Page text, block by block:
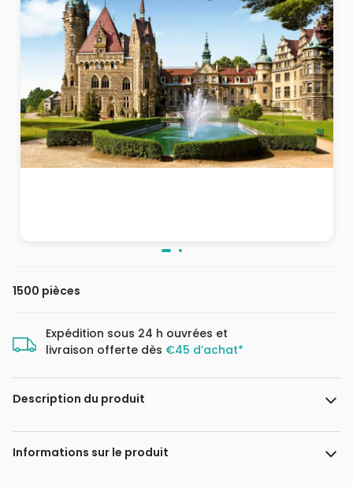
1500 pièces
Expédition sous 24 h ouvrées et
livraison offerte dès €45 d’achat*
Description du produit
Puzzle de 1500 pièces. Dimensions du puzzle assemblé : 68
Informations sur le produit